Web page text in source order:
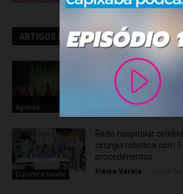
ARTIGOS RELACIONADOS
Agenda
OCA Sinfônica é a
do “Som na Sexta”
Flávia Varela sexta-
Esporte e Saúde
Rede hospitalar
cirurgia robótica com
procedimentos
Flávia Varela